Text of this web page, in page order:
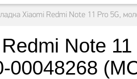
Xiaomi Redmi Note 11 Pro 5G,
Note
00048268